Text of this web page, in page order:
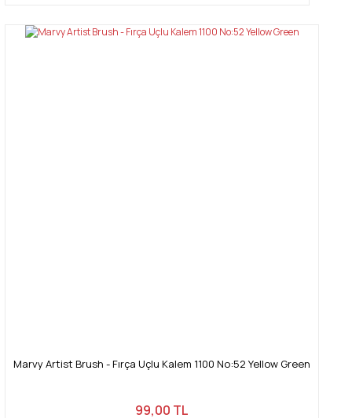
Marvy Artist Brush - Fırça Uçlu Kalem 1100 No:52 Yellow Green
99,00 TL